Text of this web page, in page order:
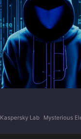
Kaspersky Lab Mysterious